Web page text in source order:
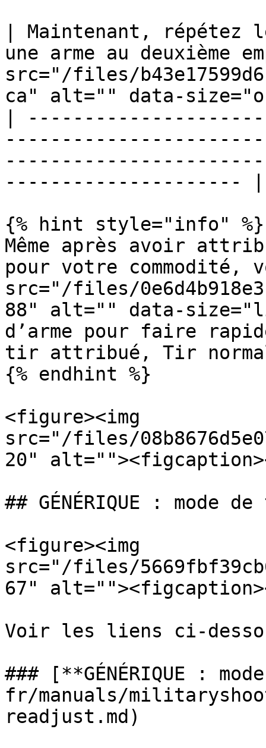
| Maintenant, répétez
une arme au deuxième
src="/files/
ca" alt="" data-
|
--------------------- |
{% hint style="info" %}
Même après avoir
pour votre commodité,
src="/files/
88" alt="" data-
d’arme pour faire
tir attribué, Tir
{% endhint %}
<figure><img
src="/files/
20"
## GÉNÉRIQUE : mode
<figure><img
src="/files/
67"
Voir les liens ci-
### [**GÉNÉRIQUE :
fr/manuals/
readjust.md)